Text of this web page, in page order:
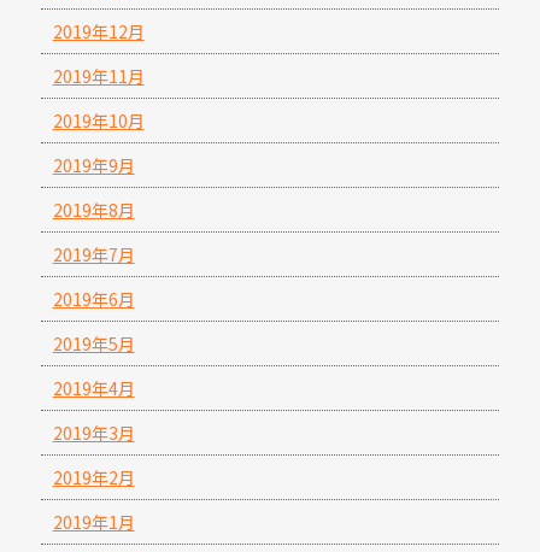
2019年12月
2019年11月
2019年10月
2019年9月
2019年8月
2019年7月
2019年6月
2019年5月
2019年4月
2019年3月
2019年2月
2019年1月